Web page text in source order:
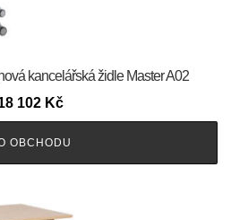
kancelářská židle Master A02
102 Kč
OBCHODU